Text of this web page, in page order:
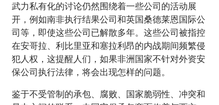
武力私有化的讨论仍然围绕着一些公司的活动展
开，例如南非执行结果公司和英国桑德莱恩国际公
司等，即使这些公司已解散多年。这些公司被指控
在安哥拉、利比里亚和塞拉利昂的内战期间频繁侵
犯人权，这提醒人们，如果非洲国家不针对外资安
保公司执行法律，将会出现怎样的问题。
鉴于不受管制的承包、腐败、国家脆弱性、冲突和